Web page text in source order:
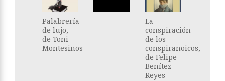
Palabrería
de lujo,
de Toni
Montesinos
La
conspiración
de los
conspiranoicos,
de Felipe
Benítez
Reyes